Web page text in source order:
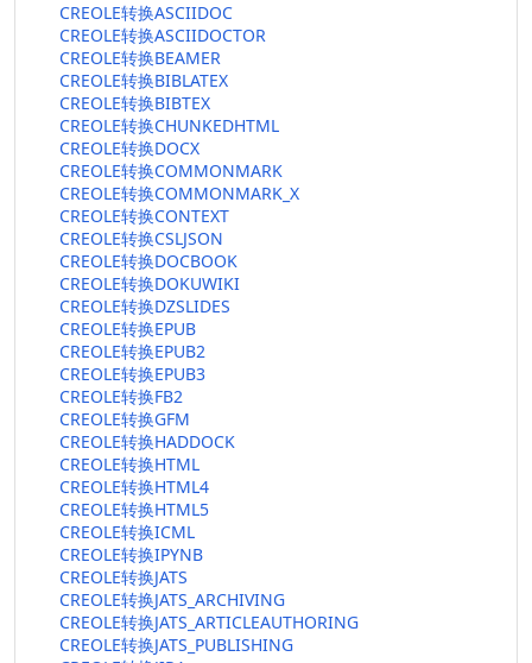
CREOLE转换ASCIIDOC
CREOLE转换ASCIIDOCTOR
CREOLE转换BEAMER
CREOLE转换BIBLATEX
CREOLE转换BIBTEX
CREOLE转换CHUNKEDHTML
CREOLE转换DOCX
CREOLE转换COMMONMARK
CREOLE转换COMMONMARK_X
CREOLE转换CONTEXT
CREOLE转换CSLJSON
CREOLE转换DOCBOOK
CREOLE转换DOKUWIKI
CREOLE转换DZSLIDES
CREOLE转换EPUB
CREOLE转换EPUB2
CREOLE转换EPUB3
CREOLE转换FB2
CREOLE转换GFM
CREOLE转换HADDOCK
CREOLE转换HTML
CREOLE转换HTML4
CREOLE转换HTML5
CREOLE转换ICML
CREOLE转换IPYNB
CREOLE转换JATS
CREOLE转换JATS_ARCHIVING
CREOLE转换JATS_ARTICLEAUTHORING
CREOLE转换JATS_PUBLISHING